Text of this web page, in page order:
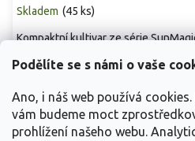
Podělíte se s námi o vaše
Ano, i náš web používá
vám budeme moct
prohlížení našeho webu.
Skladem (45 ks)
Detail
Kompaktní kultivar ze série